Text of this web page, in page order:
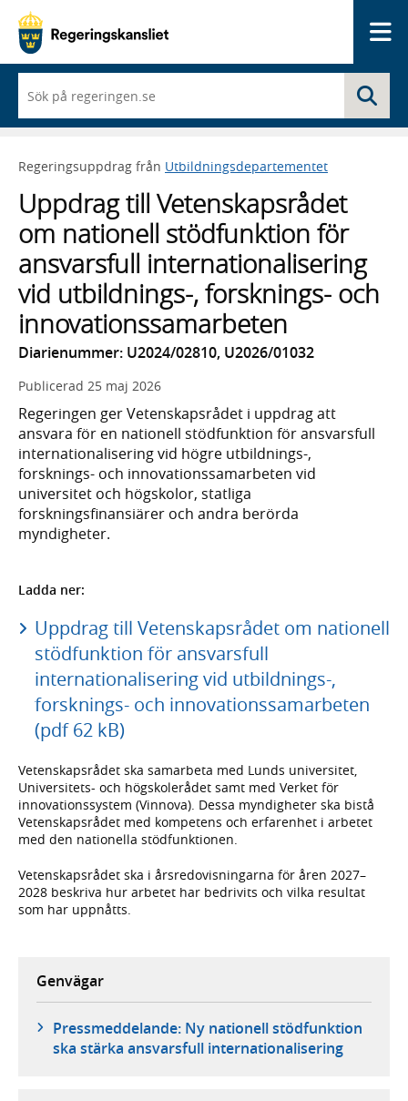
du
börjar
skriva
framträder
lista
med
sökförslag
Regeringsuppdrag från Utbildningsdepartementet
Uppdrag till Vetenskapsrådet
om nationell stödfunktion för
ansvarsfull internationalisering
vid utbildnings-, forsknings- och
innovationssamarbeten
Diarienummer: U2024/02810, U2026/01032
Publicerad 25 maj 2026
Regeringen ger Vetenskapsrådet i uppdrag att
ansvara för en nationell stödfunktion för ansvarsfull
internationalisering vid högre utbildnings-,
forsknings- och innovationssamarbeten vid
universitet och högskolor, statliga
forskningsfinansiärer och andra berörda
myndigheter.
Ladda ner:
Uppdrag till Vetenskapsrådet om nationell
stödfunktion för ansvarsfull
internationalisering vid utbildnings-,
forsknings- och innovationssamarbeten
(pdf 62 kB)
Vetenskapsrådet ska samarbeta med Lunds universitet,
Universitets- och högskolerådet samt med Verket för
innovationssystem (Vinnova). Dessa myndigheter ska bistå
Vetenskapsrådet med kompetens och erfarenhet i arbetet
med den nationella stödfunktionen.
Vetenskapsrådet ska i årsredovisningarna för åren 2027–
2028 beskriva hur arbetet har bedrivits och vilka resultat
som har uppnåtts.
Genvägar
Pressmeddelande: Ny nationell stödfunktion
ska stärka ansvarsfull internationalisering